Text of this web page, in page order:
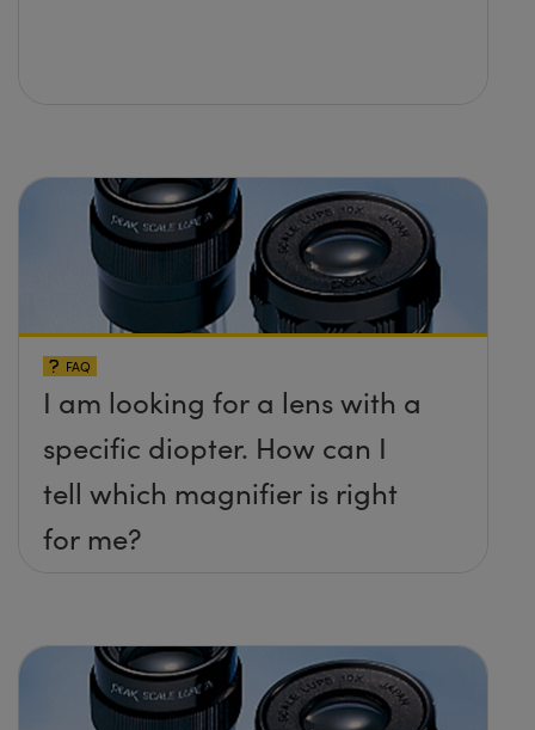
FAQ
I am looking for a lens with a
specific diopter. How can I
tell which magnifier is right
for me?